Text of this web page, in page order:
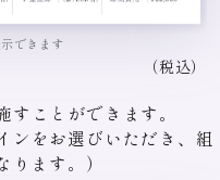
できます
（税込）
ことができます。
ンをお選びいただき、組
ます。）